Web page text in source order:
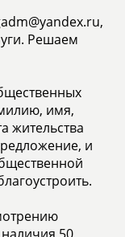
Решаем
имя,
жительства
и